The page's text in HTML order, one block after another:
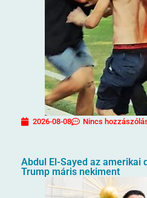
2026-08-08 Nincs
Abdul El-Sayed az amerikai
Trump máris nekiment